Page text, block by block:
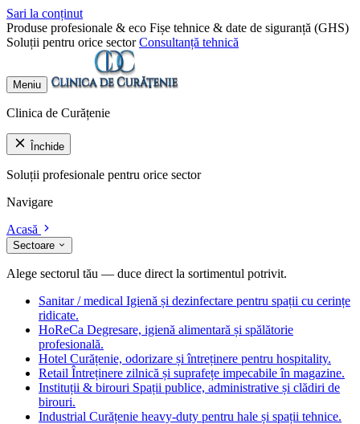
Sari la conținut
Produse profesionale & eco Fișe tehnice & date de siguranță (GHS)
Soluții pentru orice sector Consultanță tehnică
Meniu
Clinica de Curățenie
Închide
Soluții profesionale pentru orice sector
Navigare
Acasă
Sectoare
Alege sectorul tău — duce direct la sortimentul potrivit.
Sanitar / medical Igienă și dezinfectare pentru spații cu cerințe
ridicate.
HoReCa Degresare, igienă alimentară și spălătorie
profesională.
Hotel Curățenie, odorizare și întreținere pentru hospitality.
Retail Întreținere zilnică și suprafețe impecabile în magazine.
Instituții & birouri Spații publice, administrative și clădiri de
birouri.
Industrial Curățenie heavy-duty pentru hale și spații tehnice.